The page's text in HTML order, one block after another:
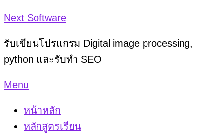
Skip
content
Next Software
รับเขียนโปรแกรม Digital image processing,
python และรับทำ SEO
Menu
หน้าหลัก
หลักสูตรเรียน